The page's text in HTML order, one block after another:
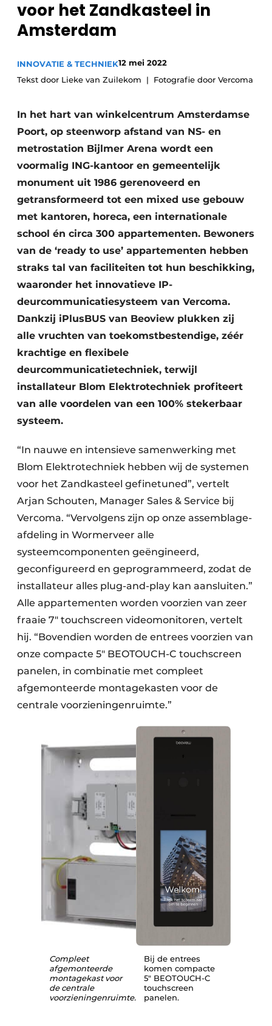
Podcasts
Privacy / Cookie statement
Vacature aanmelden
Video’s
Glas
Modulair bouwen
voor het Zandkasteel in
Amsterdam
INNOVATIE & TECHNIEK12 mei 2022
Tekst door Lieke van Zuilekom
Fotografie door Vercoma
In het hart van winkelcentrum Amsterdamse
Poort, op steenworp afstand van NS- en
metrostation Bijlmer Arena wordt een
voormalig ING-kantoor en gemeentelijk
monument uit 1986 gerenoveerd en
getransformeerd tot een mixed use gebouw
met kantoren, horeca, een internationale
school én circa 300 appartementen. Bewoners
van de ‘ready to use’ appartementen hebben
straks tal van faciliteiten tot hun beschikking,
waaronder het innovatieve IP-
deurcommunicatiesysteem van Vercoma.
Dankzij iPlusBUS van Beoview plukken zij
alle vruchten van toekomstbestendige, zéér
krachtige en flexibele
deurcommunicatietechniek, terwijl
installateur Blom Elektrotechniek profiteert
van alle voordelen van een 100% stekerbaar
systeem.
“In nauwe en intensieve samenwerking met
Blom Elektrotechniek hebben wij de systemen
voor het Zandkasteel gefinetuned”, vertelt
Arjan Schouten, Manager Sales & Service bij
Vercoma. “Vervolgens zijn op onze assemblage-
afdeling in Wormerveer alle
systeemcomponenten geëngineerd,
geconfigureerd en geprogrammeerd, zodat de
installateur alles plug-and-play kan aansluiten.”
Alle appartementen worden voorzien van zeer
fraaie 7″ touchscreen videomonitoren, vertelt
hij. “Bovendien worden de entrees voorzien van
onze compacte 5″ BEOTOUCH-C touch­screen
panelen, in combinatie met compleet
afgemonteerde montagekasten voor de
centrale voorzieningenruimte.”
Compleet
afgemonteerde
montagekast voor
de centrale
voorzieningenruimte.
Bij de entrees
komen compacte
5″ BEOTOUCH-C
touchscreen
panelen.